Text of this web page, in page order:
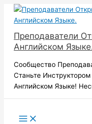
Перейти
Преподаватели
Английском
Сообщество
Станьте
Английском Языке!